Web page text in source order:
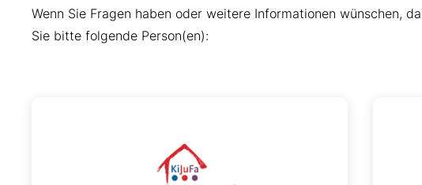
Wenn Sie Fragen haben oder weitere Informationen wünschen,
Sie bitte folgende Person(en):